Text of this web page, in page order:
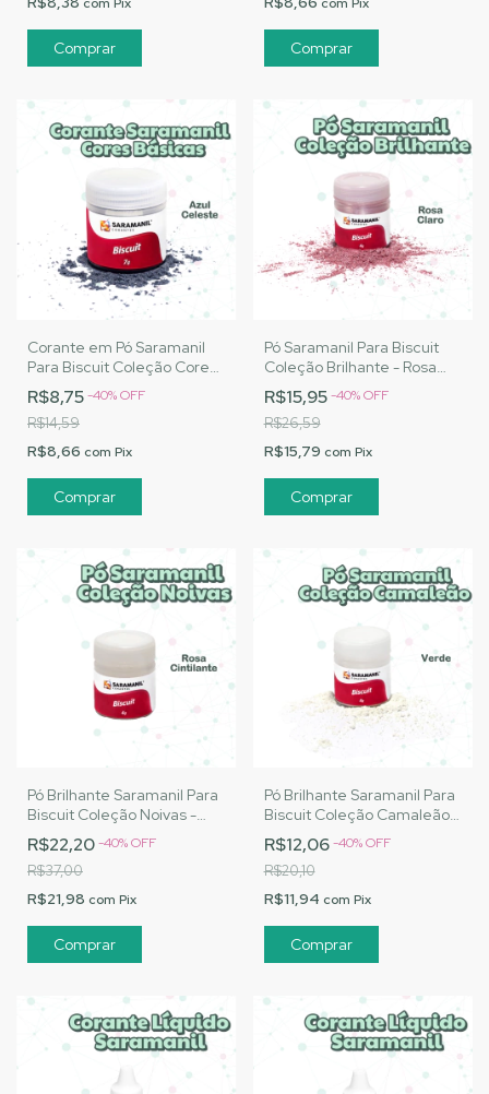
Corante em Pó Saramanil
Para Biscuit Coleção Cores
Básicas - Azul Celeste
R$8,75-40%OFF
R$14,59
R$8,66 com Pix
Pó Saramanil Para Biscuit
Coleção Brilhante - Rosa
Claro
R$15,95-40%OFF
R$26,59
R$15,79 com Pix
Pó Brilhante Saramanil Para
Biscuit Coleção Noivas -
Rosa Cintilante
R$22,20-40%OFF
R$37,00
R$21,98 com Pix
Pó Brilhante Saramanil Para
Biscuit Coleção Camaleão -
Verde
R$12,06-40%OFF
R$20,10
R$11,94 com Pix